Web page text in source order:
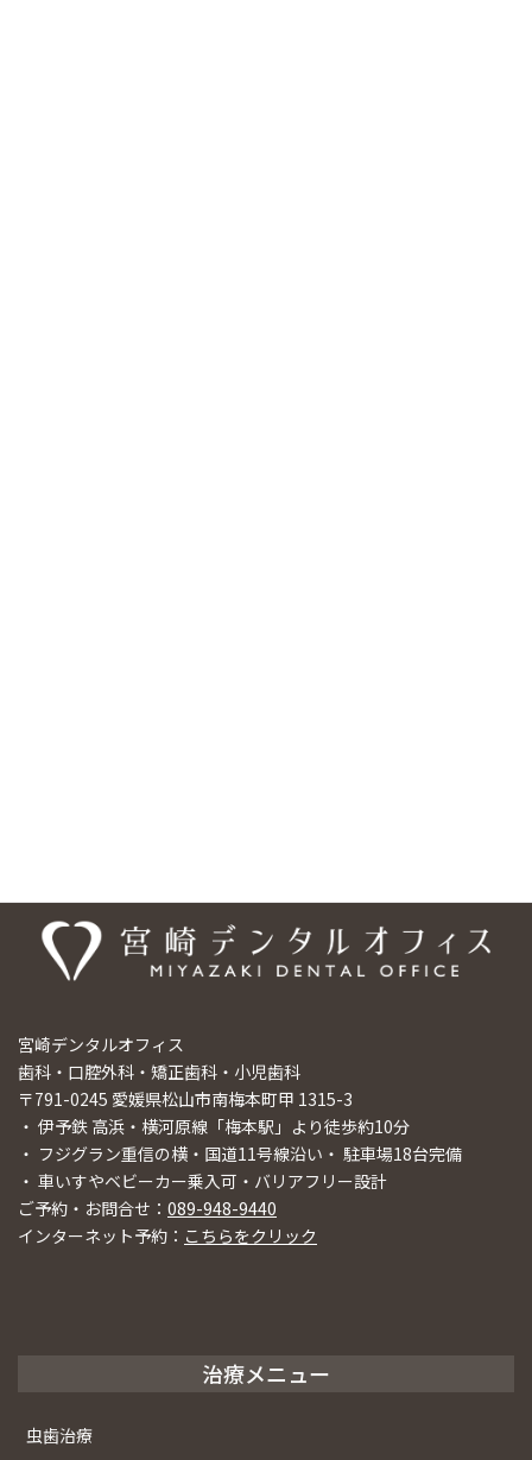
宮崎デンタルオフィス
歯科・口腔外科・矯正歯科・小児歯科
〒791-0245 愛媛県松山市南梅本町甲 1315-3
・ 伊予鉄 高浜・横河原線「梅本駅」より徒歩約10分
・ フジグラン重信の横・国道11号線沿い・ 駐車場18台完備
・ 車いすやベビーカー乗入可・バリアフリー設計
ご予約・お問合せ： 089-948-9440
インターネット予約： こちらをクリック
治療メニュー
虫歯治療